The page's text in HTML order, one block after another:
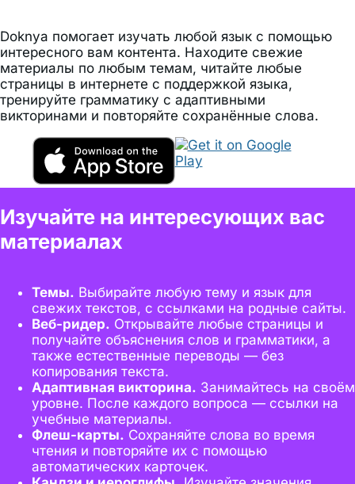
Doknya помогает изучать любой язык с помощью
интересного вам контента. Находите свежие
материалы по любым темам, читайте любые
страницы в интернете с поддержкой языка,
тренируйте грамматику с адаптивными
викторинами и повторяйте сохранённые слова.
Изучайте на интересующих вас
материалах
Темы. Выбирайте любую тему и язык для
свежих текстов, с ссылками на родные сайты.
Веб-ридер. Открывайте любые страницы и
получайте объяснения слов и грамматики, а
также естественные переводы — без
копирования текста.
Адаптивная викторина. Занимайтесь на своём
уровне. После каждого вопроса — ссылки на
учебные материалы.
Флеш-карты. Сохраняйте слова во время
чтения и повторяйте их с помощью
автоматических карточек.